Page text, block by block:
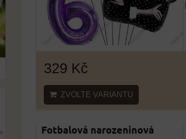
329 Kč
ZVOLTE VARIANTU
Fotbalová narozeninová